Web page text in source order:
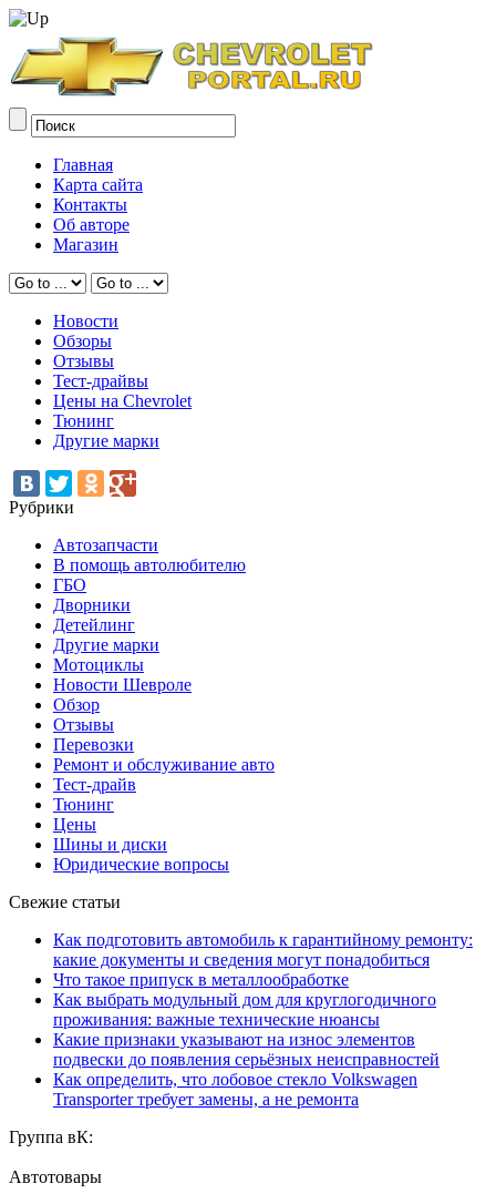
Главная
Карта сайта
Контакты
Об авторе
Магазин
Новости
Обзоры
Отзывы
Тест-драйвы
Цены на Chevrolet
Тюнинг
Другие марки
Рубрики
Автозапчасти
В помощь автолюбителю
ГБО
Дворники
Детейлинг
Другие марки
Мотоциклы
Новости Шевроле
Обзор
Отзывы
Перевозки
Ремонт и обслуживание авто
Тест-драйв
Тюнинг
Цены
Шины и диски
Юридические вопросы
Свежие статьи
Как подготовить автомобиль к гарантийному ремонту:
какие документы и сведения могут понадобиться
Что такое припуск в металлообработке
Как выбрать модульный дом для круглогодичного
проживания: важные технические нюансы
Какие признаки указывают на износ элементов
подвески до появления серьёзных неисправностей
Как определить, что лобовое стекло Volkswagen
Transporter требует замены, а не ремонта
Группа вК:
Автотовары